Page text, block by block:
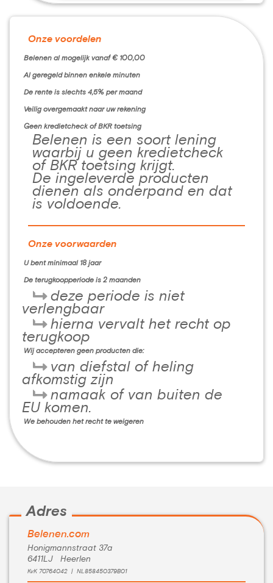
Onze voordelen
Belenen al mogelijk vanaf € 100,00
Al geregeld binnen enkele minuten
De rente is slechts 4,5% per maand
Veilig overgemaakt naar uw rekening
Geen kredietcheck of BKR toetsing
Belenen is een soort lening
waarbij u geen kredietcheck
of BKR toetsing krijgt.
De ingeleverde producten
dienen als onderpand en dat
is voldoende.
Onze voorwaarden
U bent minimaal 18 jaar
De terugkoopperiode is 2 maanden
deze periode is niet
verlengbaar
hierna vervalt het recht op
terugkoop
Wij accepteren geen producten die:
van diefstal of heling
afkomstig zijn
namaak of van buiten de
EU komen.
We behouden het recht te weigeren
Adres
Belenen.com
Honigmannstraat 37a
6411LJ Heerlen
KvK 70764042 | NL858450379B01